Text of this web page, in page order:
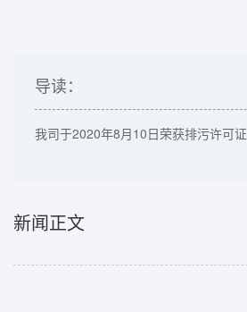
导读：
我司于2020年8月10日荣获排污许可证
新闻正文